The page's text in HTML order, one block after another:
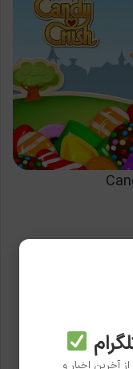
بازی آفلاین
آخرین اخبار و